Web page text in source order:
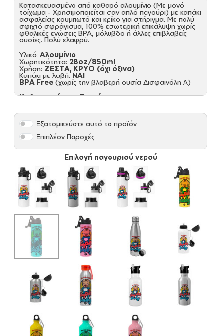
Κατασκευασμένο από καθαρό αλουμίνιο (Με μονό
τοίχωμα - Χρησιμοποιείται σαν απλό παγούρι) με καπάκι
ασφαλείας κουμπωτό και κρίκο για στήριγμα. Με πολύ
σφιχτό σφράγισμα, 100% εσωτερική επικάλυψη χωρίς
φθαλικές ενώσεις ΒΡΑ, μόλυβδο ή άλλες επιβλαβείς
ουσίες. Πολύ ελαφρύ.
Υλικό: Αλουμίνιο
Χωρητικότητα: 28oz/850ml
Χρήση: ΖΕΣΤΑ, ΚΡΥΟ (όχι όξινα)
Καπάκι με λαβή:NAI
BPA Free (χωρίς την βλαβερή ουσία Δισφαινόλη Α)
Καθαρισμός και Συντήρηση:
Κρατήστε το ακάλυπτο και άδειο για την αποθήκευση,
Δεν είναι ασφαλές στο πλυντήριο πιάτων, Δεν είναι
κατάλληλο για φούρνο μικροκυμάτων, Μην καταψύχετε.
Παρατήρηση: Τα παγούρια/θερμός με καπάκι που
διαθέτει ανοιγόμενα μέρη (στόμιο ή κουμπί) δεν
διαθέτουν βιδωτό μηχανισμό ασφαλείας. Προσφέρουν
μόνο βασική προστασία από διαρροές και είναι πιθανό,
σε πλάγια ή ανάποδη θέση, καθώς και σε τσάντα με
έντονη κίνηση, να παρουσιαστούν διαρροές από το
καπάκι.
Επιλογή παγουριού νερού
Εξατομικεύστε αυτό το προϊόν
Επιπλέον Παροχές